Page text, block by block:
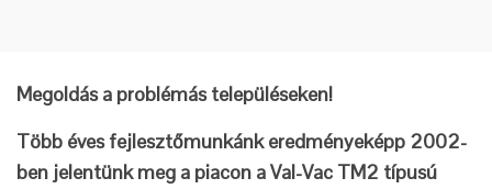
Megoldás a problémás településeken!
Több éves fejlesztőmunkánk eredményeképp 2002-
ben jelentünk meg a piacon a Val-Vac TM2 típusú